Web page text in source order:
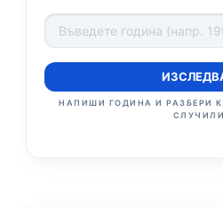
НАПИШИ ГОДИНА И РАЗБЕРИ
СЛУЧИЛИ